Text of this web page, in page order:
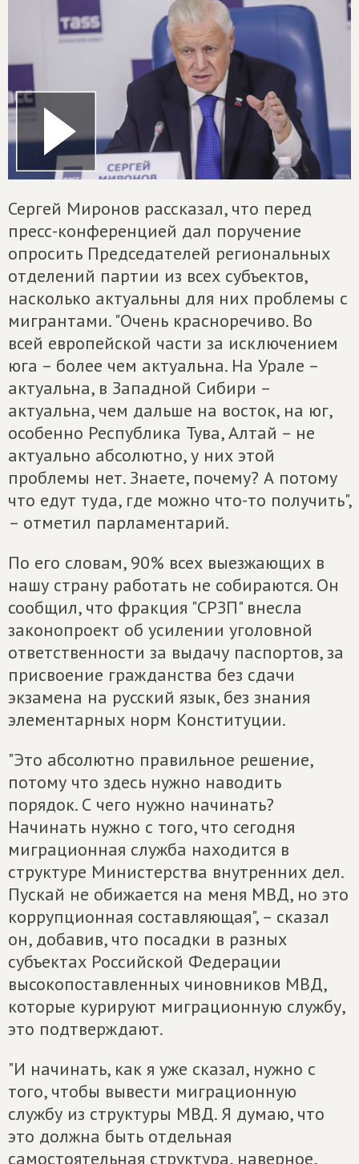
Сергей Миронов рассказал, что перед
пресс-конференцией дал поручение
опросить Председателей региональных
отделений партии из всех субъектов,
насколько актуальны для них проблемы с
мигрантами. "Очень красноречиво. Во
всей европейской части за исключением
юга – более чем актуальна. На Урале –
актуальна, в Западной Сибири –
актуальна, чем дальше на восток, на юг,
особенно Республика Тува, Алтай – не
актуально абсолютно, у них этой
проблемы нет. Знаете, почему? А потому
что едут туда, где можно что-то получить",
– отметил парламентарий.
По его словам, 90% всех выезжающих в
нашу страну работать не собираются. Он
сообщил, что фракция "СРЗП" внесла
законопроект об усилении уголовной
ответственности за выдачу паспортов, за
присвоение гражданства без сдачи
экзамена на русский язык, без знания
элементарных норм Конституции.
"Это абсолютно правильное решение,
потому что здесь нужно наводить
порядок. С чего нужно начинать?
Начинать нужно с того, что сегодня
миграционная служба находится в
структуре Министерства внутренних дел.
Пускай не обижается на меня МВД, но это
коррупционная составляющая", – сказал
он, добавив, что посадки в разных
субъектах Российской Федерации
высокопоставленных чиновников МВД,
которые курируют миграционную службу,
это подтверждают.
"И начинать, как я уже сказал, нужно с
того, чтобы вывести миграционную
службу из структуры МВД. Я думаю, что
это должна быть отдельная
самостоятельная структура, наверное,